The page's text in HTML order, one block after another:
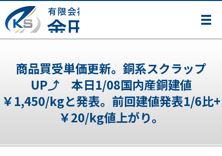
メ
商品買受単価更新。銅系スクラップ
UP⤴ 本日1/08国内産銅建値
￥1,450/kgと発表。前回建値発表1/6比+
￥20/kg値上がり。